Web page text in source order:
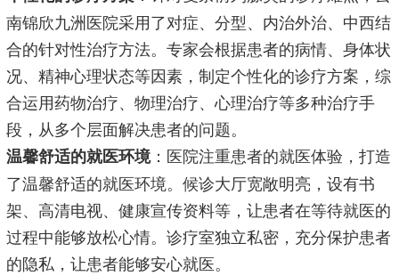
南锦欣九洲医院采用了对症、分型、内治外治、中西结
合的针对性治疗方法。专家会根据患者的病情、身体状
况、精神心理状态等因素，制定个性化的诊疗方案，综
合运用药物治疗、物理治疗、心理治疗等多种治疗手
段，从多个层面解决患者的问题。
温馨舒适的就医环境：医院注重患者的就医体验，打造
了温馨舒适的就医环境。候诊大厅宽敞明亮，设有书
架、高清电视、健康宣传资料等，让患者在等待就医的
过程中能够放松心情。诊疗室独立私密，充分保护患者
的隐私，让患者能够安心就医。